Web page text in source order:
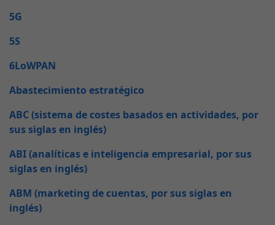
5G
5S
6LoWPAN
Abastecimiento estratégico
ABC (sistema de costes basados en actividades, por
sus siglas en inglés)
ABI (analíticas e inteligencia empresarial, por sus
siglas en inglés)
ABM (marketing de cuentas, por sus siglas en
inglés)